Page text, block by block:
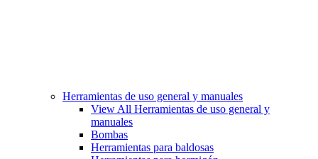
Herramientas de uso general y manuales
View All Herramientas de uso general y
manuales
Bombas
Herramientas para baldosas